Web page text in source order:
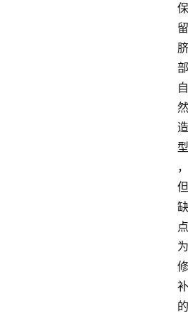
保
留
脐
部
自
然
造
型
，
但
缺
点
为
修
补
的